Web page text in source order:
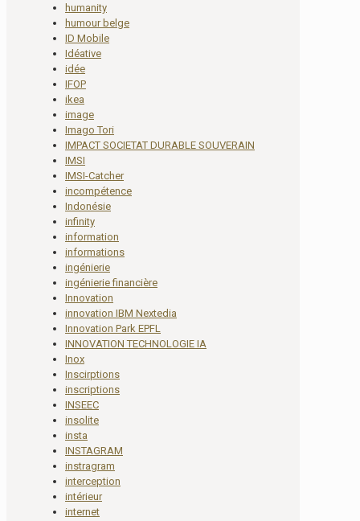
humanity
humour belge
ID Mobile
Idéative
idée
IFOP
ikea
image
Imago Tori
IMPACT SOCIETAT DURABLE SOUVERAIN
IMSI
IMSI-Catcher
incompétence
Indonésie
infinity
information
informations
ingénierie
ingénierie financière
Innovation
innovation IBM Nextedia
Innovation Park EPFL
INNOVATION TECHNOLOGIE IA
Inox
Inscirptions
inscriptions
INSEEC
insolite
insta
INSTAGRAM
instragram
interception
intérieur
internet